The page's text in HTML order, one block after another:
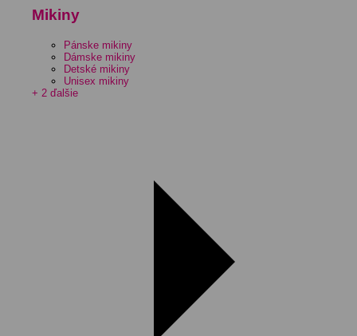
Mikiny
Pánske mikiny
Dámske mikiny
Detské mikiny
Unisex mikiny
+ 2 ďalšie